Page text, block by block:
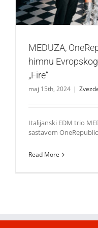
MEDUZA,
himnu
„Fire“
maj 15th, 2024 |
Italijanski EDM trio
sastavom
Read More